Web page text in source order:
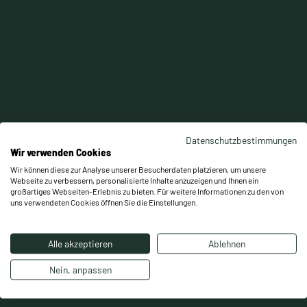
Individuelle Steuerung:
Alltagsnähe:
Datenschutzbestimmungen
Wir verwenden Cookies
Wir können diese zur Analyse unserer Besucherdaten platzieren, um unsere
Webseite zu verbessern, personalisierte Inhalte anzuzeigen und Ihnen ein
großartiges Webseiten-Erlebnis zu bieten. Für weitere Informationen zu den von
uns verwendeten Cookies öffnen Sie die Einstellungen.
Alle akzeptieren Ablehnen
Nein, anpassen